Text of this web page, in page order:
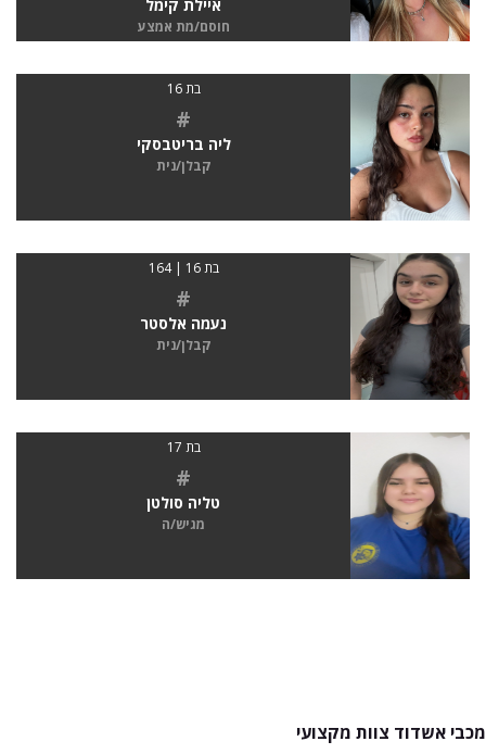
איילת קימל
חוסם/מת אמצע
בת 16
#
ליה בריטבסקי
קבלן/נית
בת 16 | 164
#
נעמה אלסטר
קבלן/נית
בת 17
#
טליה סולטן
מגיש/ה
מכבי אשדוד צוות מקצועי